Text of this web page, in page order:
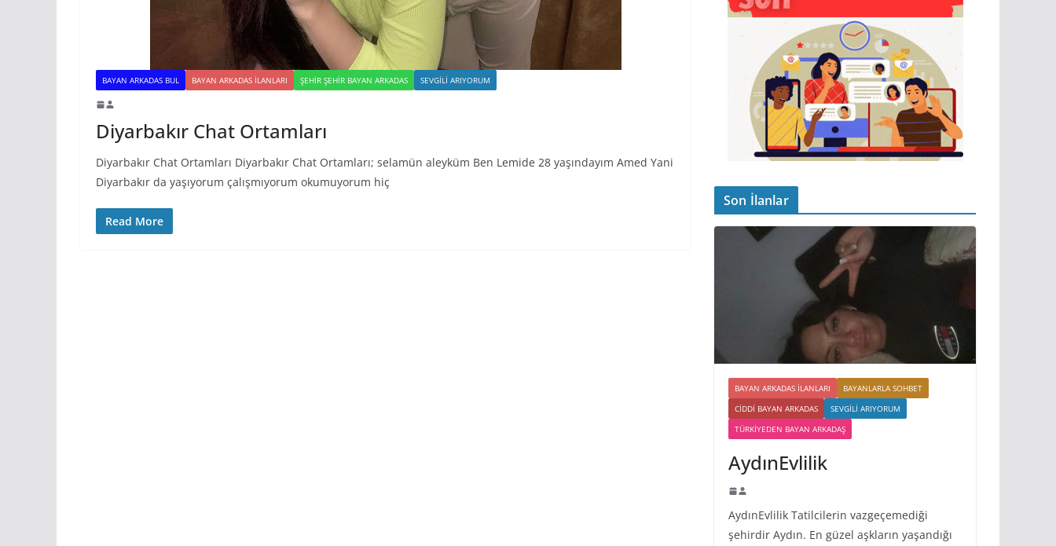
BAYAN ARKADAS BUL BAYAN ARKADAS ILANLARI ŞEHIR ŞEHIR BAYAN ARKADAS SEVGILI ARIYORUM
Diyarbakır Chat Ortamları
Diyarbakır Chat Ortamları Diyarbakır Chat Ortamları; selamün aleyküm Ben Lemide 28 yaşındayım Amed Yani
Diyarbakır da yaşıyorum çalışmıyorum okumuyorum hiç
Read More
Son İlanlar
BAYAN ARKADAS ILANLARI
BAYANLARLA SOHBET
CIDDI BAYAN ARKADAS
SEVGILI ARIYORUM
TÜRKIYEDEN BAYAN ARKADAŞ
AydınEvlilik
AydınEvlilik Tatilcilerin vazgeçemediği
şehirdir Aydın. En güzel aşkların yaşandığı